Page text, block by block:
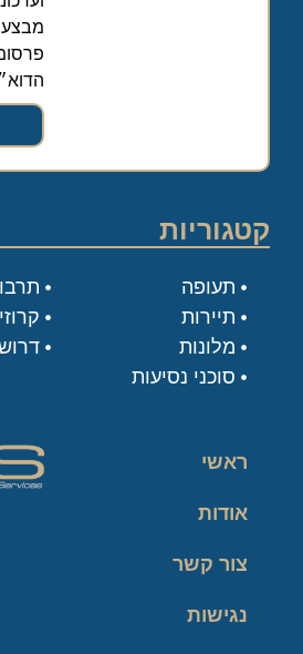
קטגוריות
תעופה
תיירות
מלונות
סוכני נסיעות
ראשי
אודות
צור קשר
נגישות